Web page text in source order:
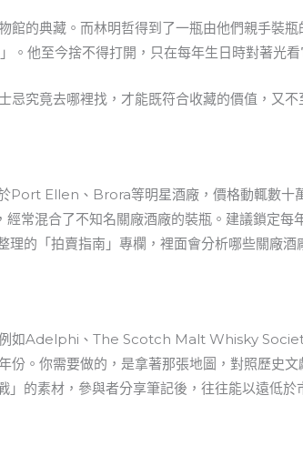
館的典藏。而林明哲得到了一瓶由他們親手裝
他至今捨不得打開，只在每年生日時對著光
究竟去哪裡找，才能既符合收藏的價值，又
Ellen、Brora等明星酒廠，價格動輒數十
混合了不知名關廠酒廠的裝瓶。建議鎖定每
理的「拍賣指南」專欄，裡面會分析哪些關廠
例如Adelphi、The Scotch Malt Whisky
。你需要做的，是拿著那張地圖，對照歷史
的素材，參與者分享筆記後，往往能以遠低